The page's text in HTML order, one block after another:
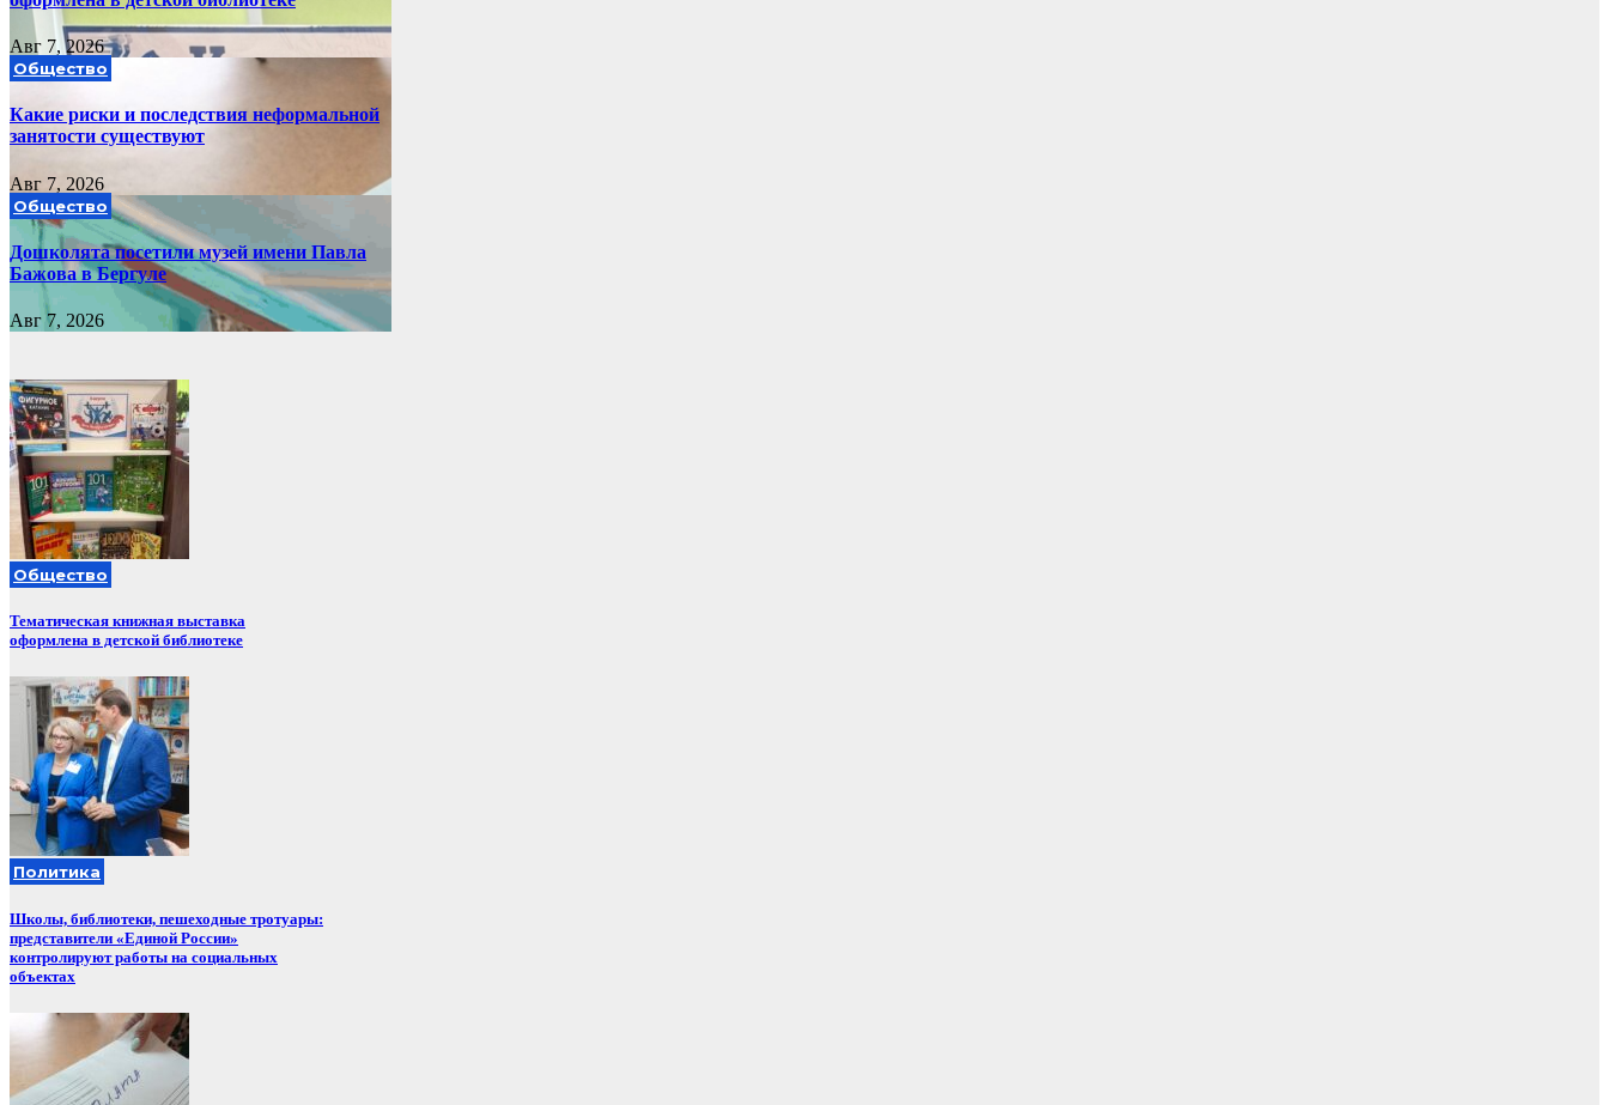
Авг 7, 2026
Общество
Какие риски и последствия неформальной
занятости существуют
Авг 7, 2026
Общество
Дошколята посетили музей имени Павла
Бажова в Бергуле
Авг 7, 2026
Общество
Тематическая книжная выставка
оформлена в детской библиотеке
Политика
Школы, библиотеки, пешеходные тротуары:
представители «Единой России»
контролируют работы на социальных
объектах